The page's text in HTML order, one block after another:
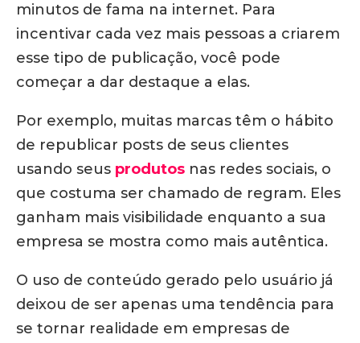
minutos de fama na internet. Para
incentivar cada vez mais pessoas a criarem
esse tipo de publicação, você pode
começar a dar destaque a elas.
Por exemplo, muitas marcas têm o hábito
de republicar posts de seus clientes
usando seus produtos nas redes sociais, o
que costuma ser chamado de regram. Eles
ganham mais visibilidade enquanto a sua
empresa se mostra como mais autêntica.
O uso de conteúdo gerado pelo usuário já
deixou de ser apenas uma tendência para
se tornar realidade em empresas de